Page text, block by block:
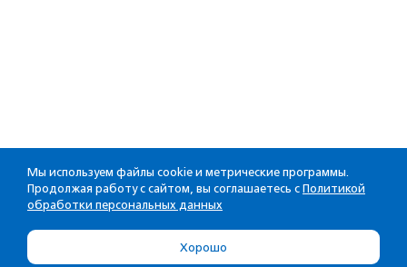
Мы используем файлы cookie и метрические программы.
Продолжая работу с сайтом, вы соглашаетесь с Политикой
обработки персональных данных
Хорошо